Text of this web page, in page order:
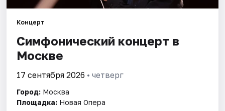
Спорт
Площадки
Концерт
Симфонический концерт в
Москве
17 сентября 2026 • четверг
Город: Москва
Площадка: Новая Опера